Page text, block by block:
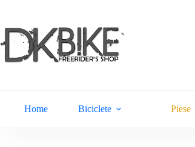
conținut
Home Biciclete Piese